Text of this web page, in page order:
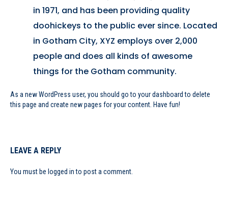
in 1971, and has been providing quality
doohickeys to the public ever since. Located
in Gotham City, XYZ employs over 2,000
people and does all kinds of awesome
things for the Gotham community.
As a new WordPress user, you should go to your dashboard to delete
this page and create new pages for your content. Have fun!
LEAVE A REPLY
You must be logged into post a comment.